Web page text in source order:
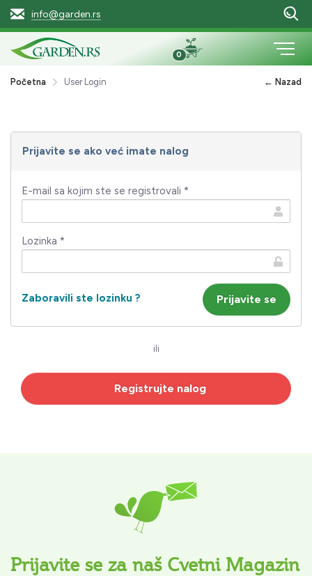
info@garden.rs
0
Početna User Login ← Nazad
Prijavite se ako već imate nalog
E-mail sa kojim ste se registrovali *
Lozinka *
Zaboravili ste lozinku ?
ili
Registrujte nalog
Prijavite se za naš Cvetni Magazin